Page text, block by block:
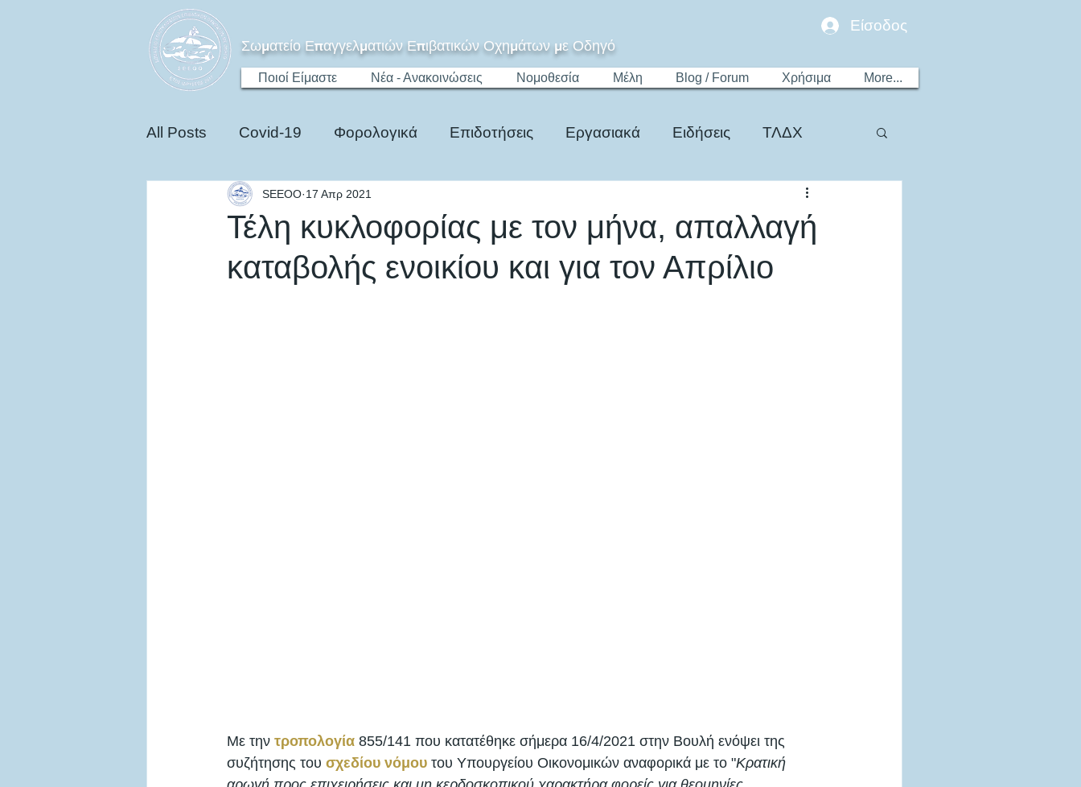
Είσοδος
Σωματείο Επαγγελματιών Επιβατικών Οχημάτων με Οδηγό
Ποιοί Είμαστε Νέα - Ανακοινώσεις Νομοθεσία Μέλη Blog / Forum Χρήσιμα More...
All Posts Covid-19 Φορολογικά Επιδοτήσεις Εργασιακά Ειδήσεις ΤΛΔΧ
Ηλεκτροκίνηση Edu
Τέλη κυκλοφορίας με τον μήνα, απαλλαγή
καταβολής ενοικίου και για τον Απρίλιο
SEEOO 17 Απρ 2021
Με την τροπολογία 855/141 που κατατέθηκε σήμερα 16/4/2021 στην Βουλή ενόψει της
συζήτησης του σχεδίου νόμου του Υπουργείου Οικονομικών αναφορικά με το "Κρατική